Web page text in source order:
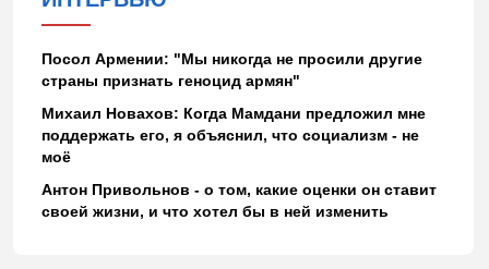
Посол Армении: "Мы никогда не просили другие
страны признать геноцид армян"
Михаил Новахов: Когда Мамдани предложил мне
поддержать его, я объяснил, что социализм - не
моё
Антон Привольнов - о том, какие оценки он ставит
своей жизни, и что хотел бы в ней изменить